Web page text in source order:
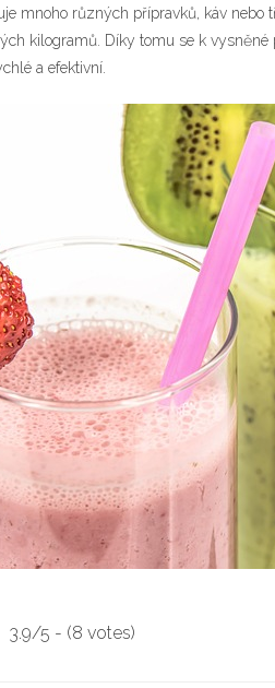
mnoho různých přípravků, káv nebo
kilogramů. Díky tomu se k
a efektivní.
3.9/5 - (8 votes)